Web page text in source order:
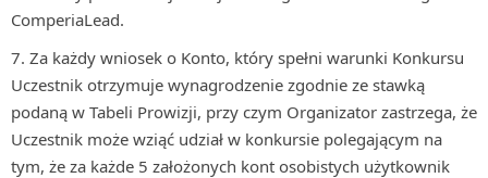
ComperiaLead.
Za każdy wniosek o Konto, który spełni warunki Konkursu
Uczestnik otrzymuje wynagrodzenie zgodnie ze stawką
podaną w Tabeli Prowizji, przy czym Organizator zastrzega, że
Uczestnik może wziąć udział w konkursie polegającym na
tym, że za każde 5 założonych kont osobistych użytkownik